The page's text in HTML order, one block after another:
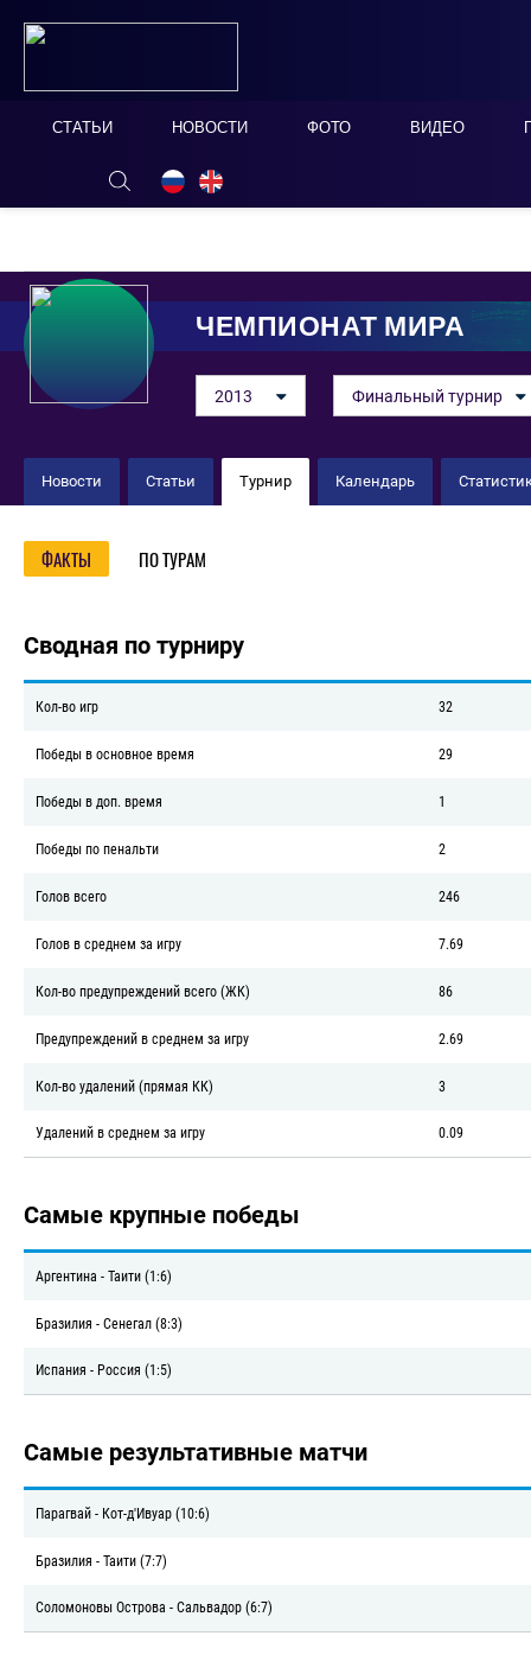
СТАТЬИ НОВОСТИ ФОТО ВИДЕО
ОНЛАЙН ТАБЛО СКРЫТЬ
ЧЕМПИОНАТ МИРА
2013 Финальный турнир
Новости Статьи Турнир Календарь
Название турнира/О турнире/
ФАКТЫ ПО ТУРАМ
Сводная по турниру
Кол-во игр 32
Победы в основное время 29
Победы в доп. время 1
Победы по пенальти 2
Голов всего 246
Голов в среднем за игру 7.69
Кол-во предупреждений всего (ЖК) 86
Предупреждений в среднем за игру 2.69
Кол-во удалений (прямая КК) 3
Удалений в среднем за игру 0.09
Самые крупные победы
Аргентина - Таити (1:6)
Бразилия - Сенегал (8:3)
Испания - Россия (1:5)
Самые результативные матчи
Парагвай - Кот-д'Ивуар (10:6)
Бразилия - Таити (7:7)
Соломоновы Острова - Сальвадор (6:7)